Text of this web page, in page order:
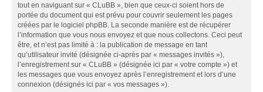
tout en naviguant sur « CLuBB », bien que ceux-ci soient hors de
portée du document qui est prévu pour couvrir seulement les pages
créées par le logiciel phpBB. La seconde manière est de récupérer
l’information que vous nous envoyez et que nous collectons. Ceci peut
être, et n’est pas limité à : la publication de message en tant
qu’utilisateur invité (désignée ci-après par « messages invités »),
l’enregistrement sur « CLuBB » (désignée ici par « votre compte ») et
les messages que vous envoyez après l’enregistrement et lors d’une
connexion (désignés ici par « vos messages »).